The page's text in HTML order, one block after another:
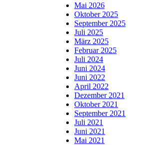
Mai 2026
Oktober 2025
September 2025
Juli 2025
März 2025
Februar 2025
Juli 2024
Juni 2024
Juni 2022
April 2022
Dezember 2021
Oktober 2021
September 2021
Juli 2021
Juni 2021
Mai 2021